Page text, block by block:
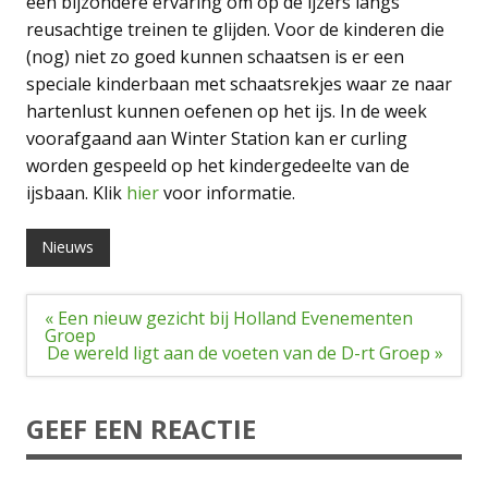
reusachtige treinen te glijden. Voor de kinderen die
(nog) niet zo goed kunnen schaatsen is er een
speciale kinderbaan met schaatsrekjes waar ze naar
hartenlust kunnen oefenen op het ijs. In de week
voorafgaand aan Winter Station kan er curling
worden gespeeld op het kindergedeelte van de
ijsbaan. Klik hiervoor informatie.
Nieuws
Bericht
navigatie
« Een nieuw gezicht bij Holland Evenementen
Groep
De wereld ligt aan de voeten van de D-rt Groep »
GEEF EEN REACTIE